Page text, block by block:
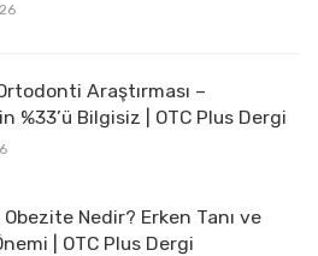
Araştırması –
%33’ü Bilgisiz | OTC Plus Dergi
Nedir? Erken Tanı ve
| OTC Plus Dergi